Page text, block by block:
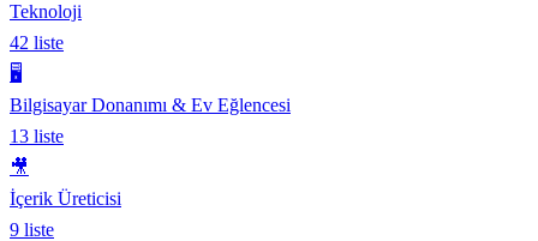
Teknoloji
42 liste
🖥️
Bilgisayar Donanımı & Ev Eğlencesi
13 liste
🎥
İçerik Üreticisi
9 liste